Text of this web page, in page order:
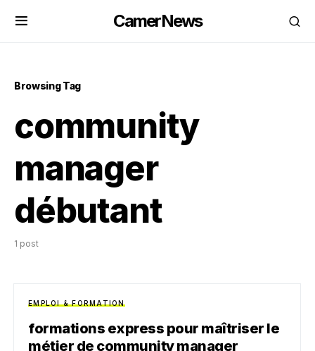
CamerNews
Browsing Tag
community
manager
débutant
1 post
EMPLOI & FORMATION
formations express pour maîtriser le
métier de community manager